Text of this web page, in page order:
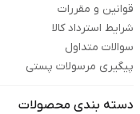
قوانین و مقررات
شرایط استرداد کالا
سوالات متداول
پیگیری مرسولات پستی
دسته بندی محصولات